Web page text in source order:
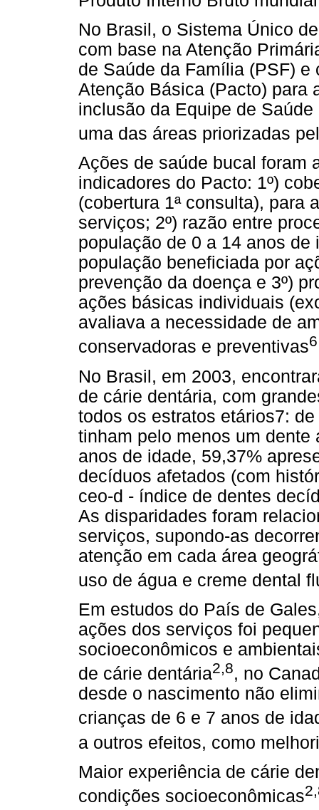
No Brasil, o Sistema Único
com base na Atenção
de Saúde da Família (PSF)
Atenção Básica (Pacto) para
inclusão da Equipe de
uma das áreas priorizadas
Ações de saúde bucal foram
indicadores do Pacto: 1º)
(cobertura 1ª consulta), para
serviços; 2º) razão entre
população de 0 a 14 anos
população beneficiada por
prevenção da doença e 3º)
ações básicas individuais
avaliava a necessidade de
conservadoras e preventivas6
No Brasil, em 2003,
de cárie dentária, com
todos os estratos etários7:
tinham pelo menos um
anos de idade, 59,37%
decíduos afetados (com
ceo-d - índice de dentes
As disparidades foram
serviços, supondo-as
atenção em cada área
uso de água e creme dental
Em estudos do País de
ações dos serviços foi
socioeconômicos e
de cárie dentária2,8, no
desde o nascimento não
crianças de 6 e 7 anos de
a outros efeitos, como
Maior experiência de cárie
condições socioeconômicas